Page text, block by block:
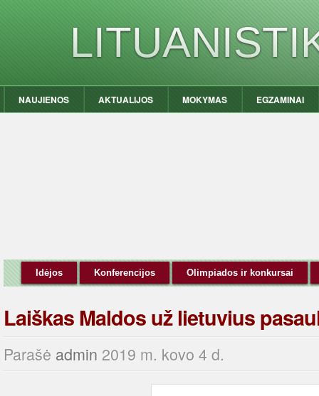
NAUJIENOS AKTUALIJOS MOKYMAS EGZAMINAI
Idėjos Konferencijos Olimpiados ir konkursai
Laiškas Maldos už lietuvius
Parašė admin 2019 m. kovo 4 d.